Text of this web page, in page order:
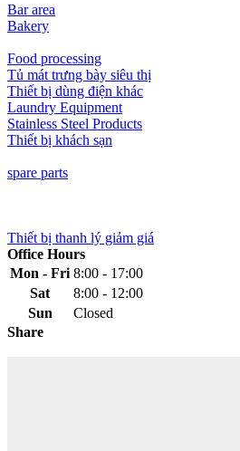
Bar area
Bakery
Food processing
Tủ mát trưng bày siêu thị
Thiết bị dùng điện khác
Laundry Equipment
Stainless Steel Products
Thiết bị khách sạn
spare parts
Thiết bị thanh lý giảm giá
Office Hours
Mon - Fri 8:00 - 17:00
Sat
8:00 - 12:00
Sun
Closed
Share